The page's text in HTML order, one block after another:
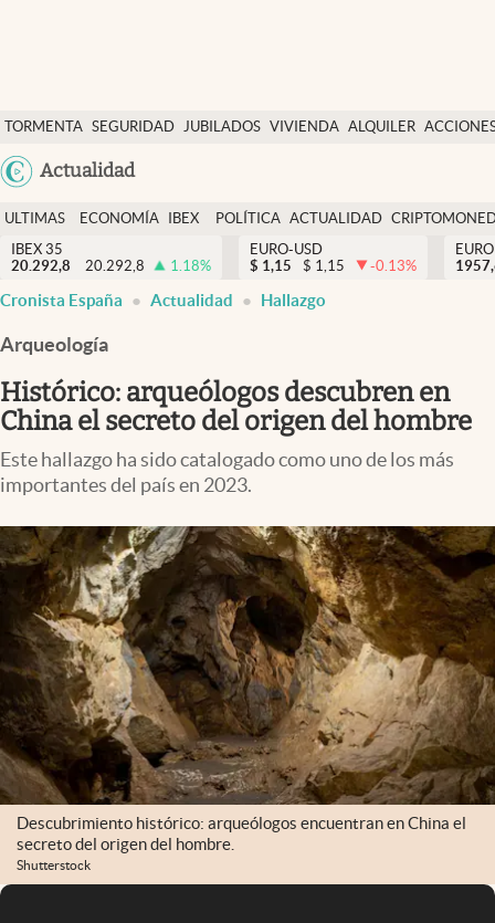
TORMENTA SEGURIDAD JUBILADOS VIVIENDA ALQUILER
Actualidad
Economía y finanzas
Política
Actualidad
Criptomonedas
España
ULTIMAS
NOTICIAS
ECONOMÍA
FINANZAS
IBEX
EURO
POLÍTICA ACTUALIDAD
IBEX 35
20.292,8
20.292,8 1.18%
EURO-USD
$ 1,15 $ 1,15 -0.13%
Cronista España Actualidad Hallazgo
Arqueología
Histórico: arqueólogos descubren en
China el secreto del origen del hombre
Este hallazgo ha sido catalogado como uno de los más
importantes del país en 2023.
Descubrimiento histórico: arqueólogos encuentran en China el
secreto del origen del hombre.
Shutterstock